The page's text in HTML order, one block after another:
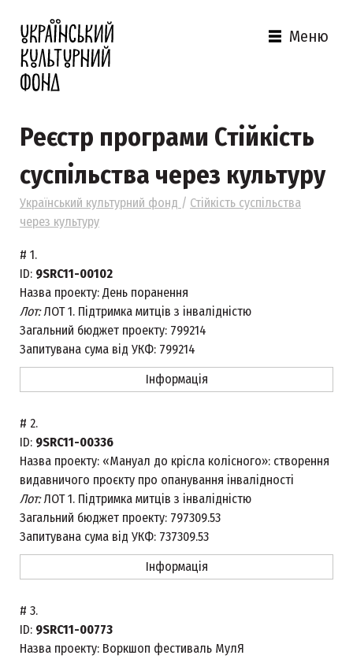
Меню
Реєстр програми Стійкість
суспільства через культуру
Український культурний фонд / Стійкість суспільства
через культуру
# 1.
ID: 9SRC11-00102
Назва проекту: День поранення
Лот:ЛОТ 1. Підтримка митців з інвалідністю
Загальний бюджет проекту: 799214
Запитувана сума від УКФ: 799214
Інформація
# 2.
ID: 9SRC11-00336
Назва проекту: «Мануал до крісла колісного»: створення
видавничого проєкту про опанування інвалідності
Лот:ЛОТ 1. Підтримка митців з інвалідністю
Загальний бюджет проекту: 797309.53
Запитувана сума від УКФ: 737309.53
Інформація
# 3.
ID: 9SRC11-00773
Назва проекту: Воркшоп фестиваль МулЯ